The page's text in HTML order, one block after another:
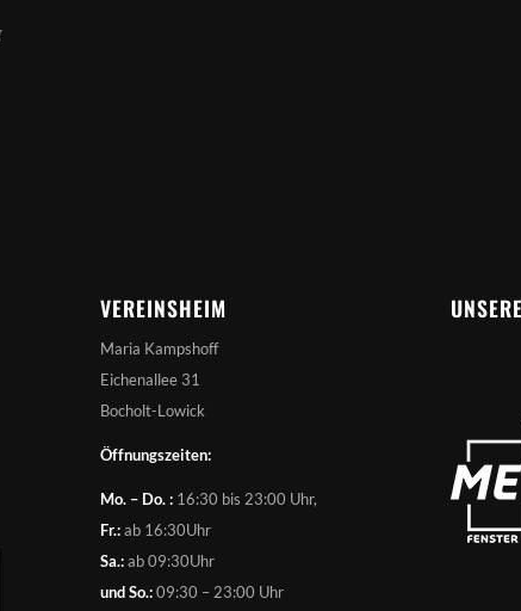
VEREINSHEIM
Maria Kampshoff
Eichenallee 31
Bocholt-Lowick
Öffnungszeiten:
Mo. – Do. : 16:30 bis 23:00 Uhr,
Fr.:ab 16:30Uhr
Sa.:ab 09:30Uhr
und So.:09:30 – 23:00 Uhr